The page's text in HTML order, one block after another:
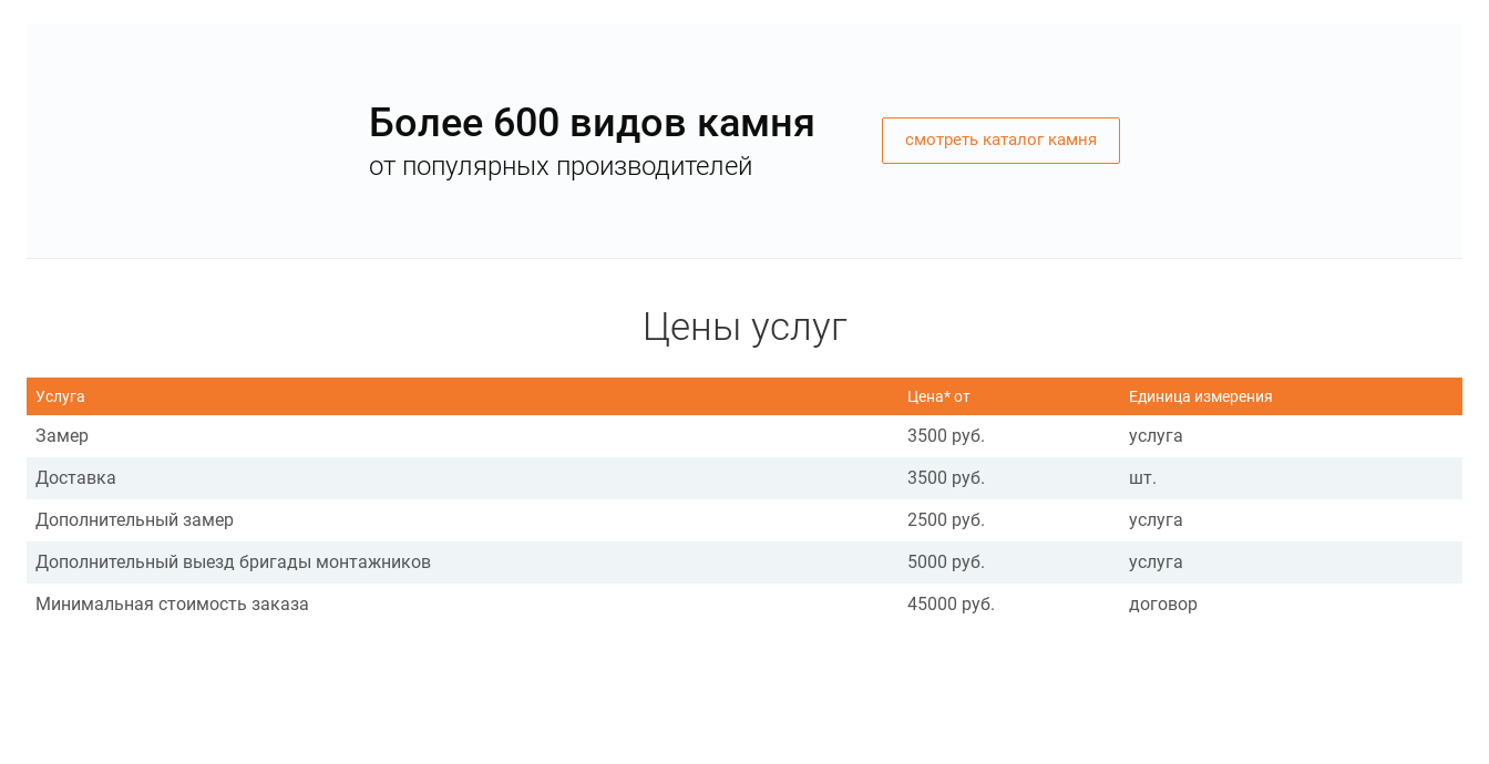
Более 600 видов камня
от популярных производителей
смотреть каталог камня
Цены услуг
Услуга Цена* от Единица измерения
Замер 3500 руб.
услуга
Доставка
3500 руб.
шт.
Дополнительный замер
2500 руб.
услуга
Дополнительный выезд бригады монтажников
5000 руб.
услуга
Минимальная стоимость заказа
45000 руб. договор